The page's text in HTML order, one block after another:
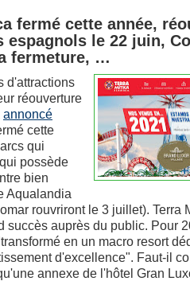
fermé cette année,
espagnols le 22 juin,
fermeture, …
d'attractions
réouverture
annoncé
cette
qui
possède
bien
Aqualandia
rouvriront le 3 juillet). Terra
succès auprès du public. Pour
en un macro resort
d'excellence". Faut-il
annexe de l'hôtel Gran